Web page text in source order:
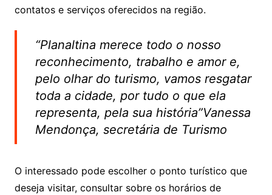
contatos e serviços oferecidos na região.
“Planaltina merece todo o nosso
reconhecimento, trabalho e amor e,
pelo olhar do turismo, vamos resgatar
toda a cidade, por tudo o que ela
representa, pela sua história”Vanessa
Mendonça, secretária de Turismo
O interessado pode escolher o ponto turístico que
deseja visitar, consultar sobre os horários de